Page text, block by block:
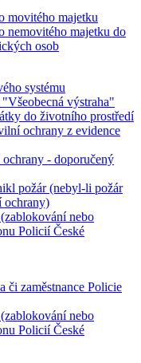
movitého majetku
nemovitého majetku do
osob
systému
výstraha"
do životního prostředí
ochrany z evidence
- doporučený
požár (nebyl-li požár
ochrany)
nebo
Policií České
či zaměstnance Policie
nebo
Policií České